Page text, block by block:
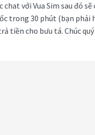
với Vua Sim sau đó
trong 30 phút (bạn
tiền cho bưu tá. Chúc